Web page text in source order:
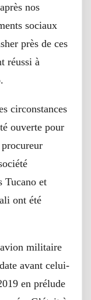
nos
sociaux
près de ces
réussi à
circonstances
ouverte pour
Tucano et
ont été
avion militaire
avant celui-
en prélude